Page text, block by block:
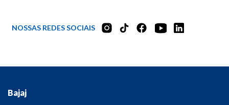
NOSSAS REDES SOCIAIS
Bajaj